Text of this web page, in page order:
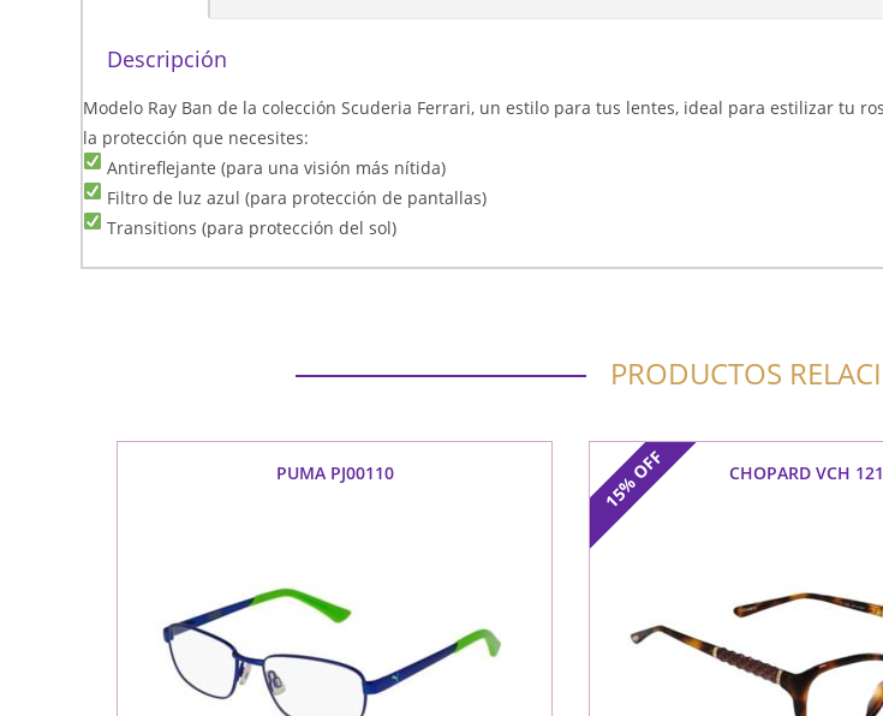
Descripción
Modelo Ray Ban de la colección Scuderia Ferrari, un estilo para tus lentes, ideal para estilizar tu
la protección que necesites:
Antireflejante (para una visión más nítida)
Filtro de luz azul (para protección de pantallas)
Transitions (para protección del sol)
PRODUCTOS
PUMA PJ00110 15%
OFF CHOPARD VCH 121